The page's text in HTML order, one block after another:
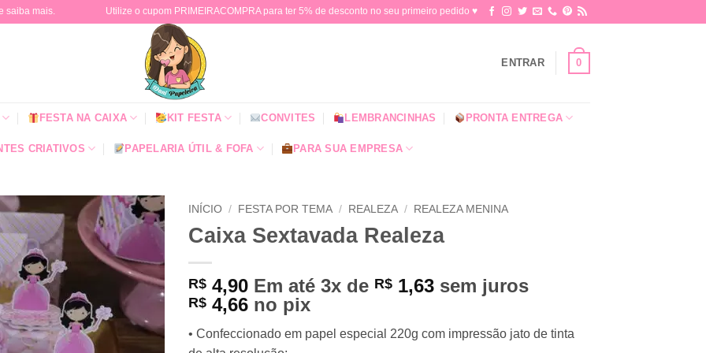
saiba mais. Utilize o cupom PRIMEIRACOMPRA para ter 5% de desconto no seu primeiro pedido ♥​
ENTRAR 0
FESTA NA CAIXA KIT FESTA CONVITES LEMBRANCINHAS PRONTA ENTREGA
CRIATIVOS PAPELARIA ÚTIL & FOFA PARA SUA EMPRESA
INÍCIO / FESTA POR TEMA / REALEZA / REALEZA MENINA
Caixa Sextavada Realeza
R$ 4,90 Em até 3x de R$ 1,63 sem juros
R$ 4,66 no pix
• Confeccionado em papel especial 220g com impressão jato de tinta